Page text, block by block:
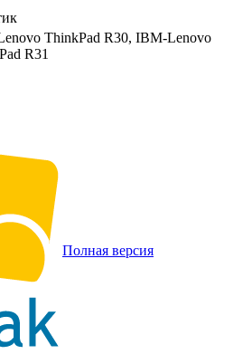
ThinkPad R30, IBM-Lenovo
R31
Полная версия